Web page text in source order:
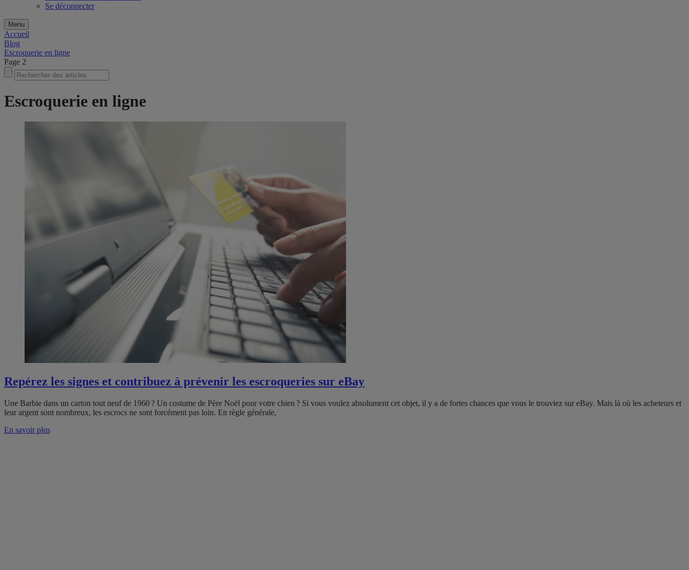
Se déconnecter
Menu
Accueil
Blog
Escroquerie en ligne
Page 2
Escroquerie en ligne
Repérez les signes et contribuez à prévenir les escroqueries sur eBay
Une Barbie dans un carton tout neuf de 1960 ? Un costume de Père Noël pour votre chien ? Si vous voulez absolument cet objet, il y a de fortes chances que vous le trouviez sur eBay. Mais là où les acheteurs et
leur argent sont nombreux, les escrocs ne sont forcément pas loin. En règle générale,
En savoir plus